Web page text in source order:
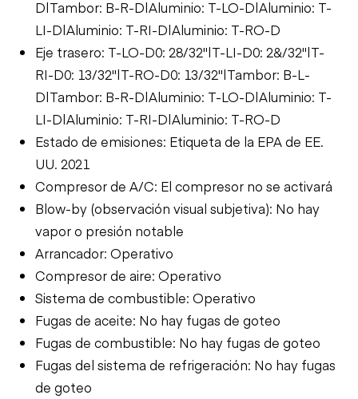
D|Tambor: B-R-D|Aluminio: T-LO-D|Aluminio: T-
LI-D|Aluminio: T-RI-D|Aluminio: T-RO-D
Eje trasero: T-LO-D0: 28/32"|T-LI-D0: 2&/32"|T-
RI-D0: 13/32"|T-RO-D0: 13/32"|Tambor: B-L-
D|Tambor: B-R-D|Aluminio: T-LO-D|Aluminio: T-
LI-D|Aluminio: T-RI-D|Aluminio: T-RO-D
Estado de emisiones: Etiqueta de la EPA de EE.
UU. 2021
Compresor de A/C: El compresor no se activará
Blow-by (observación visual subjetiva): No hay
vapor o presión notable
Arrancador: Operativo
Compresor de aire: Operativo
Sistema de combustible: Operativo
Fugas de aceite: No hay fugas de goteo
Fugas de combustible: No hay fugas de goteo
Fugas del sistema de refrigeración: No hay fugas
de goteo